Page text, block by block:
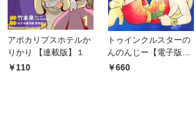
アポカリプスホテルか
りかり 【連載版】１
110
トゥインクルスターの
んのんじー【電子版限
定あとがき付き】
660